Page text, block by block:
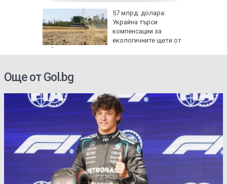
57 млрд. долара:
Украйна търси
компенсации за
екологичните щети от
войната
Още от Gol.bg